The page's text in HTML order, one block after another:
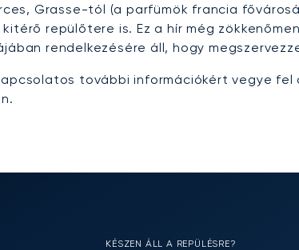
Grasse-tól (a parfümök francia
kitérő repülőtere is. Ez a hír még
rendelkezésére áll, hogy
további információkért vegye
KÉSZEN ÁLL A REPÜLÉSRE?